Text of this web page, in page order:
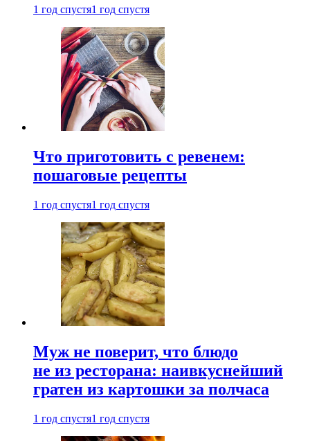
1 год спустя1 год спустя
Что приготовить с ревенем:
пошаговые рецепты
1 год спустя1 год спустя
Муж не поверит, что блюдо
не из ресторана: наивкуснейший
гратен из картошки за полчаса
1 год спустя1 год спустя